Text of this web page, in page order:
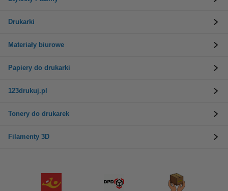
Drukarki
Materiały biurowe
Papiery do drukarki
123drukuj.pl
Tonery do drukarek
Filamenty 3D